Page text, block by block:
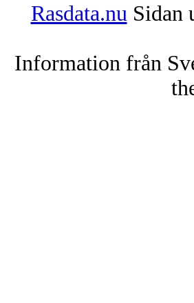
Rasdata.nu Sidan
Information från